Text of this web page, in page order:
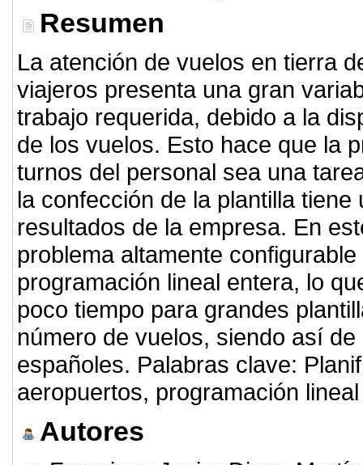
Resumen
La atención de vuelos en tierra
viajeros presenta una gran
trabajo requerida, debido a la
de los vuelos. Esto hace que la
turnos del personal sea una
la confección de la plantilla
resultados de la empresa. En
problema altamente
programación lineal entera, lo
poco tiempo para grandes
número de vuelos, siendo así
españoles. Palabras clave:
aeropuertos, programación lineal
Autores